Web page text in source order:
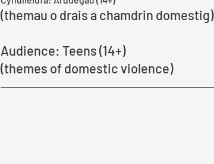
(themau o drais a chamdrin domestig)
Audience: Teens (14+)
(themes of domestic violence)